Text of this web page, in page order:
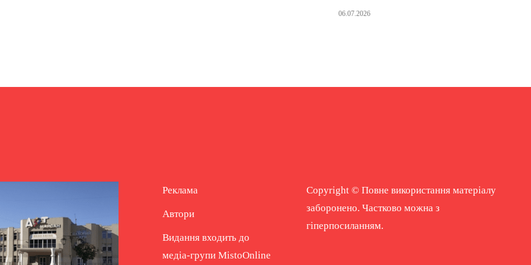
06.07.2026
Реклама
Автори
Видання входить до
медіа-групи MistoOnline
Copyright © Повне використання матеріалу
заборонено. Частково можна з
гіперпосиланням.